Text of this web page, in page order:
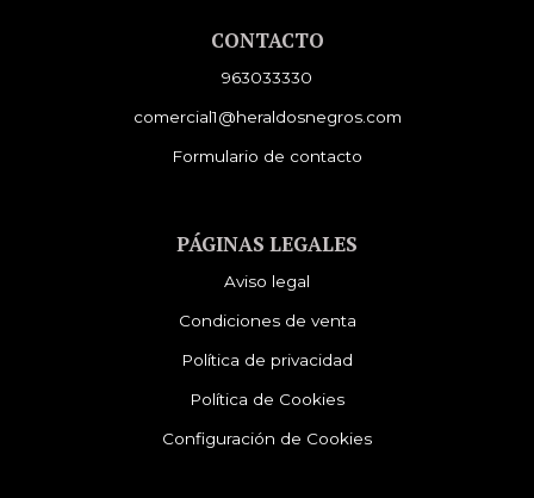
CONTACTO
963033330
comercial1@heraldosnegros.com
Formulario de contacto
PÁGINAS LEGALES
Aviso legal
Condiciones de venta
Política de privacidad
Política de Cookies
Configuración de Cookies